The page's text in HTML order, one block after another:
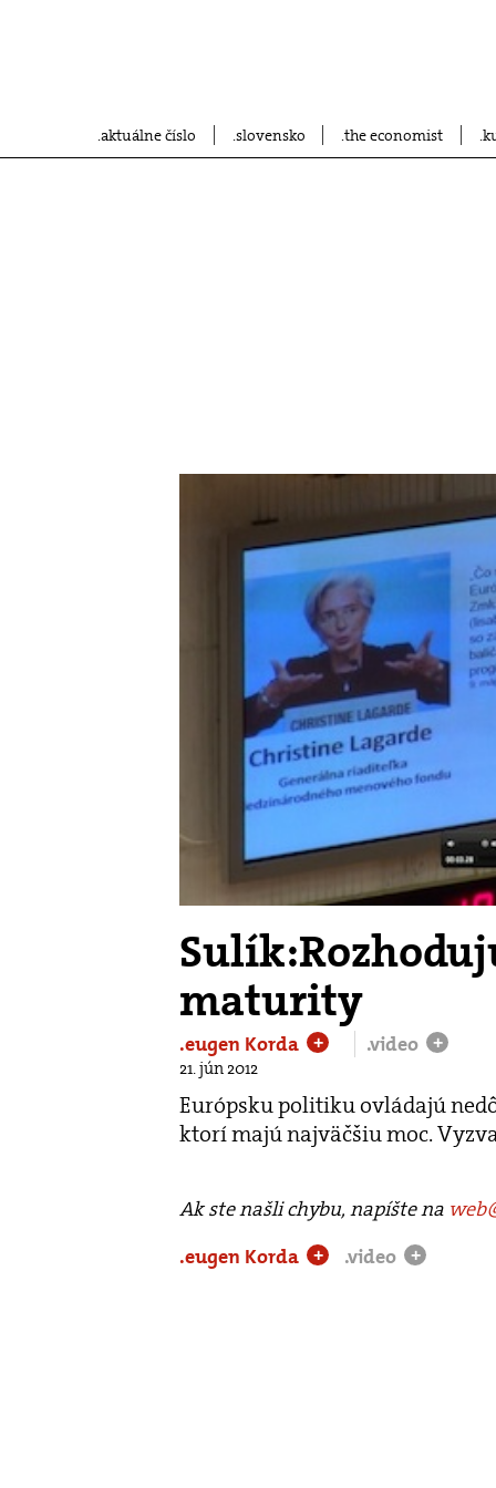
aktuálne číslo slovensko the economist
maturity
.eugen Korda + .video +
21. jún 2012
Európsku politiku ovládajú
ktorí majú najväčšiu moc.
Ak ste našli chybu, napíšte na
.eugen Korda
+ .video +